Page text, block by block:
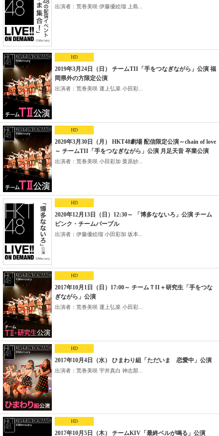
出演者：荒巻美咲 伊藤優絵瑠 上島...
HD
2019年3月24日（日） チームTII「手をつなぎながら」公演 福
岡県外の方限定公演
出演者：荒巻美咲 運上弘菜 小田彩...
HD
2020年3月30日（月） HKT48劇場 配信限定公演～chain of love
～ チームTII「手をつなぎながら」公演 月足天音 卒業公演
出演者：荒巻美咲 小田彩加 栗原紗...
HD
2020年12月13日（日）12:30～ 「博多なないろ」公演 チーム
ピンク・チームパープル
出演者：伊藤優絵瑠 小田彩加 坂本...
HD
2017年10月1日（日）17:00～ チームＴII＋研究生「手をつな
ぎながら」公演
出演者：荒巻美咲 運上弘菜 小田彩...
HD
2017年10月4日（水） ひまわり組「ただいま 恋愛中」公演
出演者：荒巻美咲 宇井真白 神志那...
HD
2017年10月5日（木） チームKIV「最終ベルが鳴る」公演